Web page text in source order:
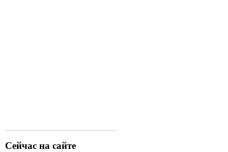
Сейчас на сайте